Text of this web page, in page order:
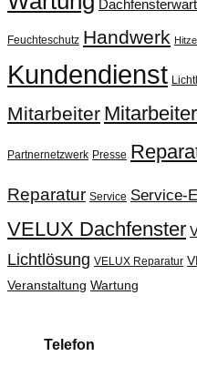
Feuchteschutz Handwerk
Kundendienst
Mitarbeiter
Partnernetzwerk Presse
Reparatur Service Service-
VELUX Dachfenster
Lichtlösung VELUX Reparatur
Veranstaltung Wartung
Telefon